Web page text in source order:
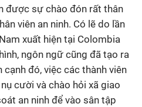
được sự chào đón rất thân
viên an ninh. Có lẽ do lần
xuất hiện tại Colombia
ngôn ngữ cũng đã tạo ra
đó, việc các thành viên
cười và chào hỏi xã giao
an ninh để vào sân tập